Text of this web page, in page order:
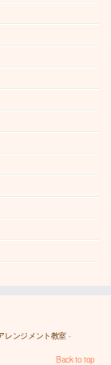
レンジメント教室 ·
Back to top